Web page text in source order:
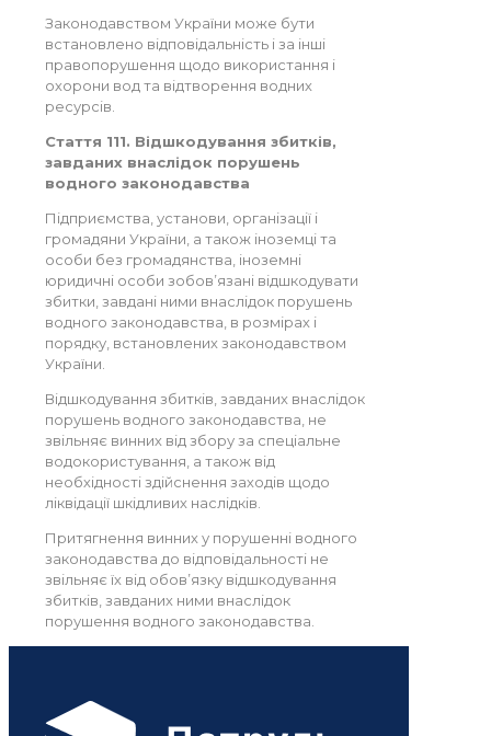
Законодавством України може бути
встановлено відповідальність і за інші
правопорушення щодо використання і
охорони вод та відтворення водних
ресурсів.
Стаття 111. Відшкодування збитків,
завданих внаслідок порушень
водного законодавства
Підприємства, установи, організації і
громадяни України, а також іноземці та
особи без громадянства, іноземні
юридичні особи зобов’язані відшкодувати
збитки, завдані ними внаслідок порушень
водного законодавства, в розмірах і
порядку, встановлених законодавством
України.
Відшкодування збитків, завданих внаслідок
порушень водного законодавства, не
звільняє винних від збору за спеціальне
водокористування, а також від
необхідності здійснення заходів щодо
ліквідації шкідливих наслідків.
Притягнення винних у порушенні водного
законодавства до відповідальності не
звільняє їх від обов’язку відшкодування
збитків, завданих ними внаслідок
порушення водного законодавства.